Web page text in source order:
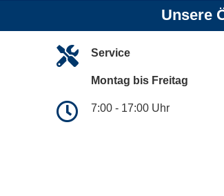
Unsere
Service
Montag bis Freitag
7:00 - 17:00 Uhr